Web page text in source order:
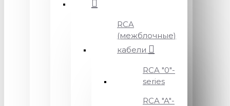
RCA
(межблочные)
кабели
RCA "0"-
series
RCA "A"-